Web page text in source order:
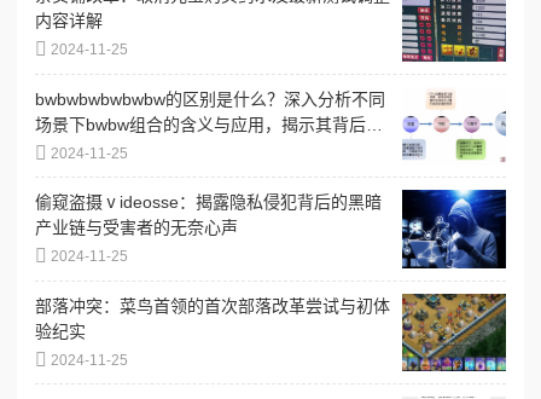
内容详解
2024-11-25
bwbwbwbwbwbw的区别是什么？深入分析不同
场景下bwbw组合的含义与应用，揭示其背后的
文化和语境差异
2024-11-25
偷窥盗摄ⅴideosse：揭露隐私侵犯背后的黑暗
产业链与受害者的无奈心声
2024-11-25
部落冲突：菜鸟首领的首次部落改革尝试与初体
验纪实
2024-11-25